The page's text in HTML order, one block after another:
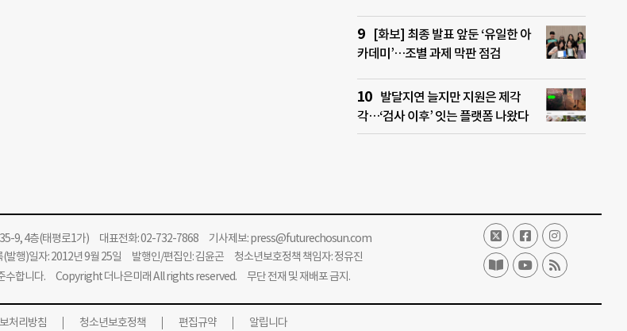
[화보] 최종 발표 앞둔 ‘유일한 아
카데미’…조별 과제 막판 점검
발달지연 늘지만 지원은 제각
각…‘검사 이후’ 잇는 플랫폼 나왔다
9, 4층(태평로1가) 대표전화: 02-732-7868 기사제보:press@futurechosun.com
행)일자: 2012년 9월 25일 발행인/편집인: 김윤곤 청소년보호정책 책임자: 정유진
수합니다. Copyright 더나은미래 All rights reserved. 무단 전재 및 재배포 금지.
처리방침 청소년보호정책 편집규약 알립니다